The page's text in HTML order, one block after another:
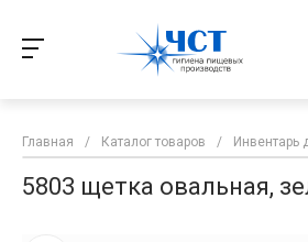
Главная / Каталог товаров / Инвентарь
5803 щетка овальная,